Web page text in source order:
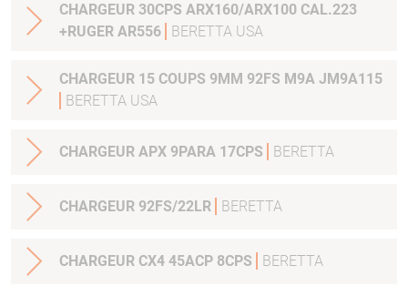
CHARGEUR 30CPS ARX160/ARX100 CAL.223
+RUGER AR556
BERETTA USA
CHARGEUR 15 COUPS 9MM 92FS M9A JM9A115
BERETTA USA
CHARGEUR APX 9PARA 17CPS BERETTA
CHARGEUR 92FS/22LR BERETTA
CHARGEUR CX4 45ACP 8CPS BERETTA